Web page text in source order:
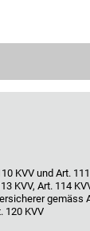
KVV und Art.
KVV, Art. 114
gemäss
120 KVV